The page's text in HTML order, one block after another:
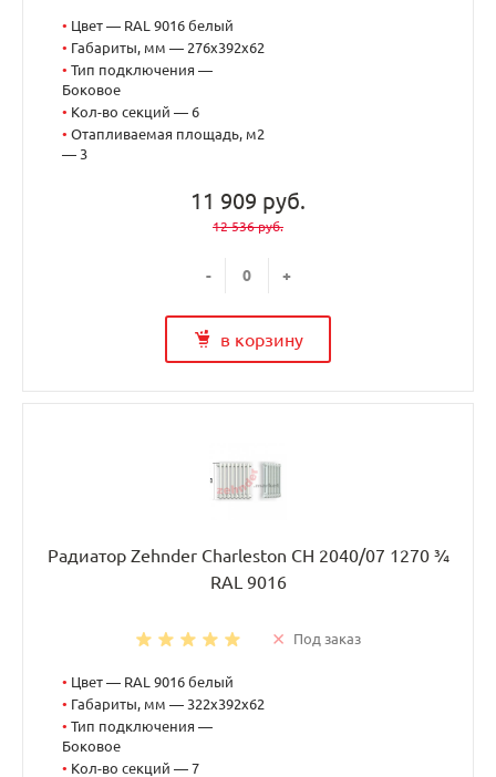
• Цвет — RAL 9016 белый
• Габариты, мм — 276x392x62
• Тип подключения —
Боковое
• Кол-во секций — 6
• Отапливаемая площадь, м2
— 3
11 909 руб.
12 536 руб.
- +
в корзину
Радиатор Zehnder Charleston CH 2040/07 1270 ¾
RAL 9016
Под заказ
• Цвет — RAL 9016 белый
• Габариты, мм — 322x392x62
• Тип подключения —
Боковое
• Кол-во секций — 7